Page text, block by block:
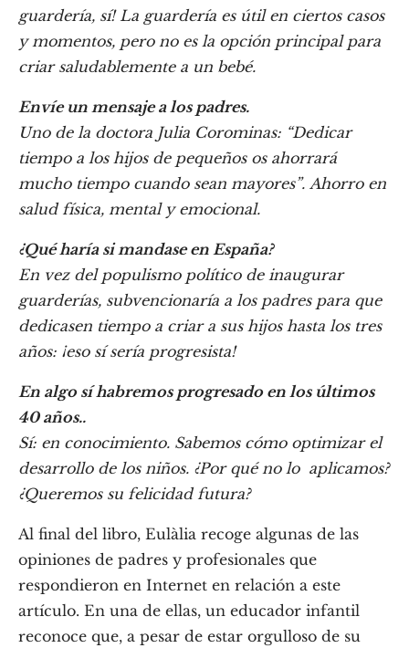
guardería, sí! La guardería es útil en ciertos casos
y momentos, pero no es la opción principal para
criar saludablemente a un bebé.
Envíe un mensaje a los padres.
Uno de la doctora Julia Corominas: “Dedicar
tiempo a los hijos de pequeños os ahorrará
mucho tiempo cuando sean mayores”. Ahorro en
salud física, mental y emocional.
¿Qué haría si mandase en España?
En vez del populismo político de inaugurar
guarderías, subvencionaría a los padres para que
dedicasen tiempo a criar a sus hijos hasta los tres
años: ¡eso sí sería progresista!
En algo sí habremos progresado en los últimos
40 años..
Sí: en conocimiento. Sabemos cómo optimizar el
desarrollo de los niños. ¿Por qué no lo aplicamos?
¿Queremos su felicidad futura?
Al final del libro, Eulàlia recoge algunas de las
opiniones de padres y profesionales que
respondieron en Internet en relación a este
artículo. En una de ellas, un educador infantil
reconoce que, a pesar de estar orgulloso de su